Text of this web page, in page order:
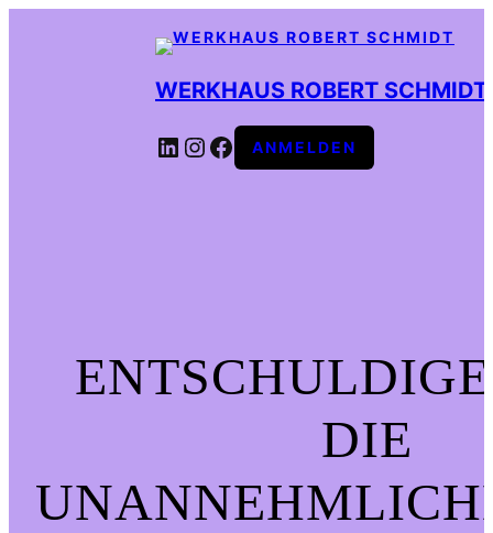
WERKHAUS ROBERT SCHMIDT
LINKEDIN
INSTAGRAM
FACEBOOK
ANMELDEN
DIE